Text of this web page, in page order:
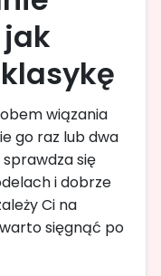
wiązania
go raz lub dwa
sprawdza się
i dobrze
Ci na
sięgnąć po